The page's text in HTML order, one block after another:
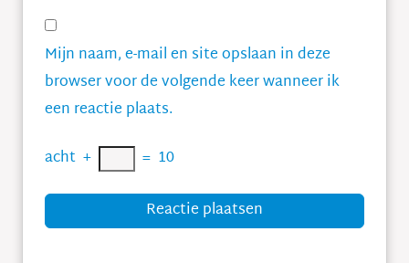
Mijn naam, e-mail en site opslaan in deze
browser voor de volgende keer wanneer ik
een reactie plaats.
acht + = 10
Reactie plaatsen